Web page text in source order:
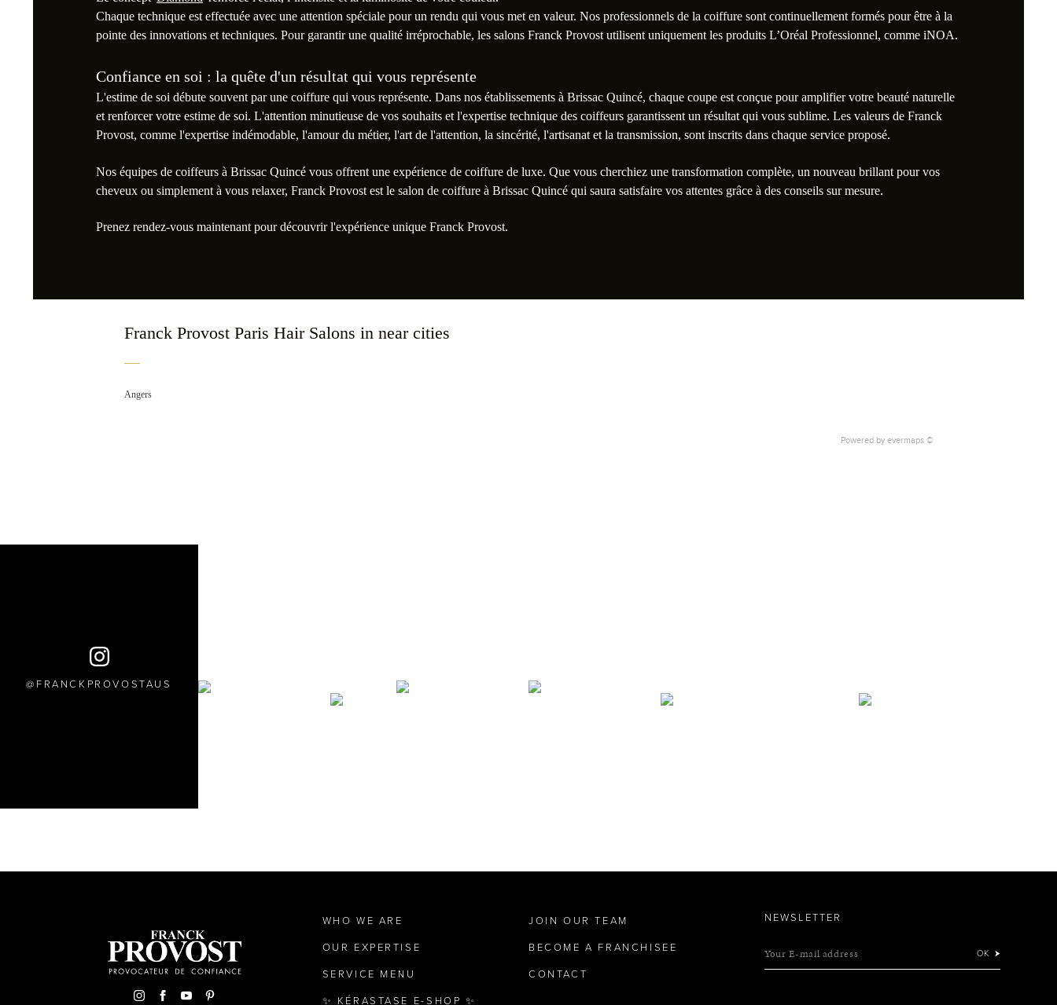
Chaque technique est effectuée avec une attention spéciale pour un rendu qui vous met en valeur. Nos professionnels de la coiffure sont continuellement formés pour être à la
pointe des innovations et techniques. Pour garantir une qualité irréprochable, les salons Franck Provost utilisent uniquement les produits L’Oréal Professionnel, comme iNOA.
Confiance en soi : la quête d'un résultat qui vous représente
L'estime de soi débute souvent par une coiffure qui vous représente. Dans nos établissements à Brissac Quincé, chaque coupe est conçue pour amplifier votre beauté naturelle
et renforcer votre estime de soi. L'attention minutieuse de vos souhaits et l'expertise technique des coiffeurs garantissent un résultat qui vous sublime. Les valeurs de Franck
Provost, comme l'expertise indémodable, l'amour du métier, l'art de l'attention, la sincérité, l'artisanat et la transmission, sont inscrits dans chaque service proposé.
Nos équipes de coiffeurs à Brissac Quincé vous offrent une expérience de coiffure de luxe. Que vous cherchiez une transformation complète, un nouveau brillant pour vos
cheveux ou simplement à vous relaxer, Franck Provost est le salon de coiffure à Brissac Quincé qui saura satisfaire vos attentes grâce à des conseils sur mesure.
Prenez rendez-vous maintenant pour découvrir l'expérience unique Franck Provost.
Franck Provost Paris Hair Salons in near cities
Angers
Powered by evermaps ©
FRANCKPROVOSTAUS
WHO WE ARE
OUR EXPERTISE
SERVICE MENU
✨ KÉRASTASE E-SHOP ✨
JOIN OUR TEAM
BECOME A FRANCHISEE
CONTACT
NEWSLETTER
Your E-mail address OK